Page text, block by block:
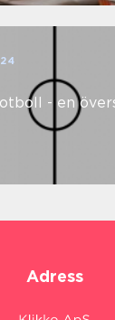
- en
Adress